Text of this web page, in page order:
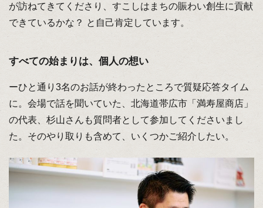
が訪ねてきてくださり、すこしはまちの賑わい創生に貢献
できているかな？ と自己肯定しています。
すべての始まりは、個人の想い
ーひと通り3名のお話が終わったところで質疑応答タイム
に。会場で話を聞いていた、北海道帯広市「満寿屋商店」
の代表、杉山さんも質問者として参加してくださいまし
た。そのやり取りも含めて、いくつかご紹介したい。